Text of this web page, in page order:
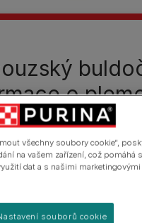
o
buldočka snadno
uší. Tento pes se
lesklou srst, která
nebo ve světlých
kg a dospělé feny 11 kg.
všechny soubory cookie“,
na vašem zařízení, což pomáhá
dat a s našimi
souborů cookie